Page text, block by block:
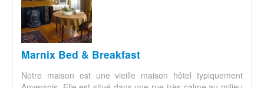
Marnix Bed & Breakfast
Notre maison est une vieille maison hôtel typiquement